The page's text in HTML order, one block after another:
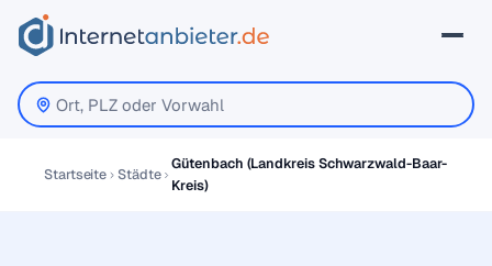
Startseite Städte
Gütenbach (Landkreis Schwarzwald-Baar-
Kreis)